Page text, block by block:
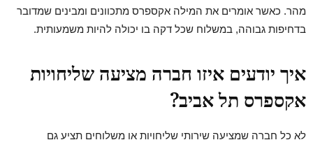
מהר. כאשר אומרים את המילה אקספרס מתכוונים ומבינים שמדובר
בדחיפות גבוהה, במשלוח שכל דקה בו יכולה להיות משמעותית.
איך יודעים איזו חברה מציעה שליחויות
אקספרס תל אביב?
לא כל חברה שמציעה שירותי שליחויות או משלוחים תציע גם